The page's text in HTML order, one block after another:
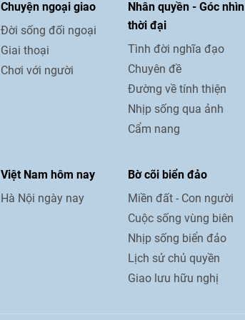
Chuyện ngoại giao
Đời sống đối ngoại
Giai thoại
Chơi với người
Nhân quyền - Góc nhìn
thời đại
Tình đời nghĩa đạo
Chuyên đề
Đường về tính thiện
Nhịp sống qua ảnh
Cẩm nang
Việt Nam hôm nay
Hà Nội ngày nay
Bờ cõi biển đảo
Miền đất - Con người
Cuộc sống vùng biên
Nhịp sống biển đảo
Lịch sử chủ quyền
Giao lưu hữu nghị